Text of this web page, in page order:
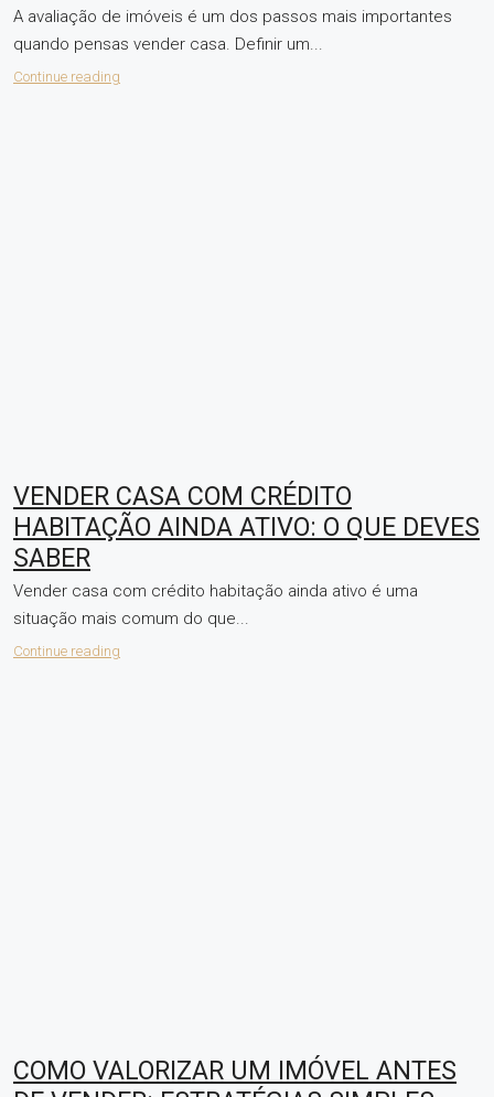
A avaliação de imóveis é um dos passos mais importantes
quando pensas vender casa. Definir um...
Continue reading
VENDER CASA COM CRÉDITO
HABITAÇÃO AINDA ATIVO: O QUE DEVES
SABER
Vender casa com crédito habitação ainda ativo é uma
situação mais comum do que...
Continue reading
COMO VALORIZAR UM IMÓVEL ANTES